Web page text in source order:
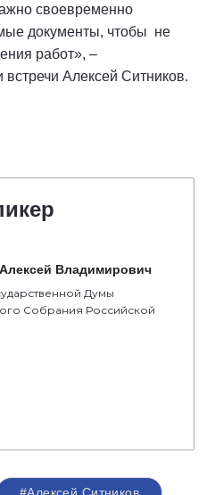
своевременно
документы, чтобы не
работ», –
Алексей Ситников.
Владимирович
Думы
Собрания Российской
#Алексей Ситников